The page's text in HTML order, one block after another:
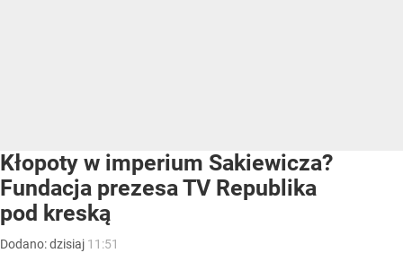
Kłopoty w imperium Sakiewicza?
Fundacja prezesa TV Republika
pod kreską
Dodano:dzisiaj 11:51